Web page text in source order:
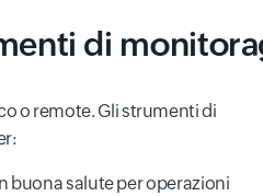
di
o remote. Gli strumenti di
buona salute per operazioni